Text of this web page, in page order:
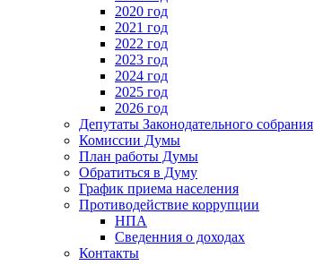
2020 год
2021 год
2022 год
2023 год
2024 год
2025 год
2026 год
Депутаты Законодательного собрания
Комиссии Думы
План работы Думы
Обратиться в Думу
График приема населения
Противодействие коррупции
НПА
Сведенния о доходах
Контакты